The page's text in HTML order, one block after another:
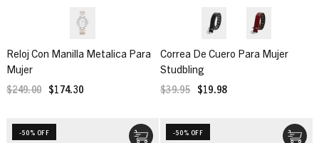
Reloj Con Manilla Metalica Para
Mujer
$249.00 $174.30
Correa De Cuero Para Mujer
Studbling
$39.95 $19.98
-50% OFF -50% OFF